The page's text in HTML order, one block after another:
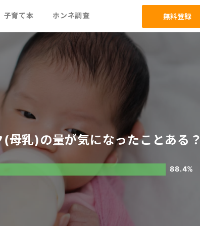
子育て本 ホンネ調査 無料登録
(母乳)の量が気になったことある？
88.4%